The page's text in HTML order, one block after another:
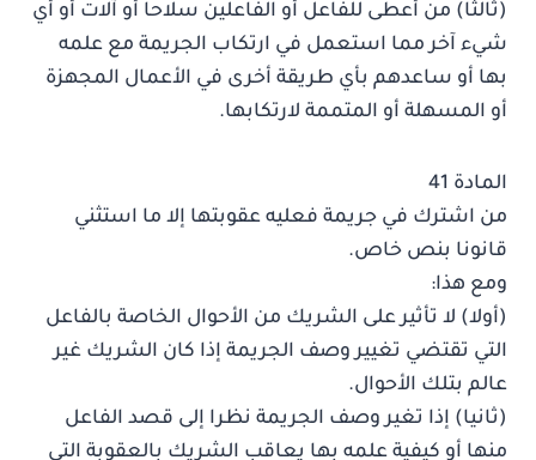
(ثالثا) من أعطى للفاعل أو الفاعلين سلاحا أو آلات أو أي
شيء آخر مما استعمل في ارتكاب الجريمة مع علمه
بها أو ساعدهم بأي طريقة أخرى في الأعمال المجهزة
أو المسهلة أو المتممة لارتكابها.
المادة 41
من اشترك في جريمة فعليه عقوبتها إلا ما استثني
قانونا بنص خاص.
ومع هذا:
(أولا) لا تأثير على الشريك من الأحوال الخاصة بالفاعل
التي تقتضي تغيير وصف الجريمة إذا كان الشريك غير
عالم بتلك الأحوال.
(ثانيا) إذا تغير وصف الجريمة نظرا إلى قصد الفاعل
منها أو كيفية علمه بها يعاقب الشريك بالعقوبة التي